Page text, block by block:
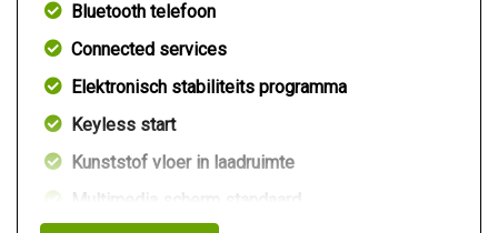
Bluetooth telefoon
Connected services
Elektronisch stabiliteits programma
Keyless start
Kunststof vloer in laadruimte
Multimedia scherm standaard